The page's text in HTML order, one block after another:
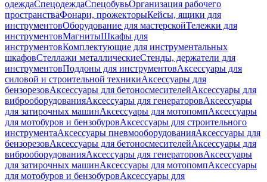
одеждаСпецодеждаСпецобувьОрганизация рабочего
пространстваФонари, прожекторыКейсы, ящики для
инструментовОборудование для мастерскойТележки для
инструментовМагнитыШкафы для
инструментовКомплектующие для инструментальных
шкафовСтеллажи металлическиеСтенды, держатели для
инструментовПоддоны для инструментовАксессуары для
силовой и строительной техникиАксессуары для
бензорезовАксессуары для бетоносмесителейАксессуары для
виброоборудованияАксессуары для генераторовАксессуары
для затирочных машинАксессуары для мотопомпАксессуары
для мотобуров и бензобуровАксессуары для строительного
инструментаАксессуары пневмооборудованияАксессуары для
бензорезовАксессуары для бетоносмесителейАксессуары для
виброоборудованияАксессуары для генераторовАксессуары
для затирочных машинАксессуары для мотопомпАксессуары
для мотобуров и бензобуровАксессуары для